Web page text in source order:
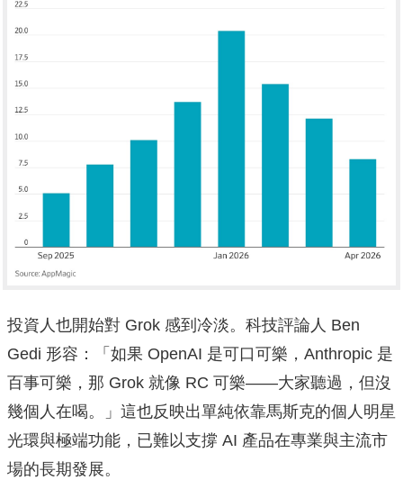
投資人也開始對 Grok 感到冷淡。科技評論人 Ben
Gedi 形容：「如果 OpenAI 是可口可樂，Anthropic 是
百事可樂，那 Grok 就像 RC 可樂——大家聽過，但沒
幾個人在喝。」這也反映出單純依靠馬斯克的個人明星
光環與極端功能，已難以支撐 AI 產品在專業與主流市
場的長期發展。